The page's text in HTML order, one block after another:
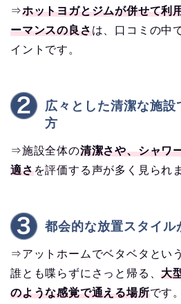
⇒ホットヨガとジムが併せて利
ーマンスの良さは、口コミの中
イントです。
広々とした清潔な施
方
⇒施設全体の清潔さや、シャワ
適さを評価する声が多く見られ
都会的な放置スタイル
⇒アットホームでベタベタとい
誰とも喋らずにさっと帰る、大
のような感覚で通える場所です